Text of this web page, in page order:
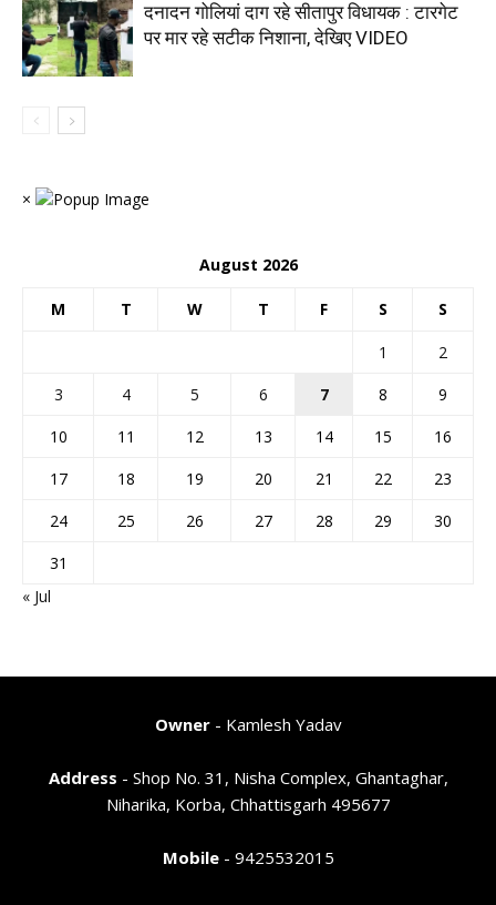
दनादन गोलियां दाग रहे सीतापुर विधायक : टारगेट
पर मार रहे सटीक निशाना, देखिए VIDEO
×
August 2026
M T W T F S S
1
2
3
4 5 6 7 8
9
10
11 12 13 14 15
16
17
18 19 20 21 22
23
24
25 26 27 28 29
30
31
« Jul
Owner- Kamlesh Yadav
Address - Shop No. 31, Nisha Complex, Ghantaghar,
Niharika, Korba, Chhattisgarh 495677
Mobile- 9425532015